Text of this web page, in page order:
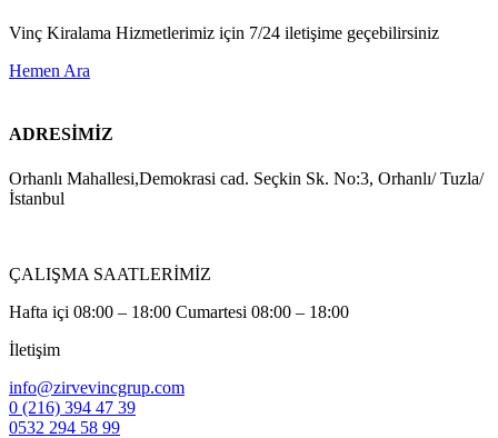
Vinç Kiralama Hizmetlerimiz için 7/24 iletişime geçebilirsiniz
Hemen Ara
ADRESİMİZ
Orhanlı Mahallesi,Demokrasi cad. Seçkin Sk. No:3, Orhanlı/ Tuzla/
İstanbul
ÇALIŞMA SAATLERİMİZ
Hafta içi 08:00 – 18:00 Cumartesi 08:00 – 18:00
İletişim
info@zirvevincgrup.com
0 (216) 394 47 39
0532 294 58 99